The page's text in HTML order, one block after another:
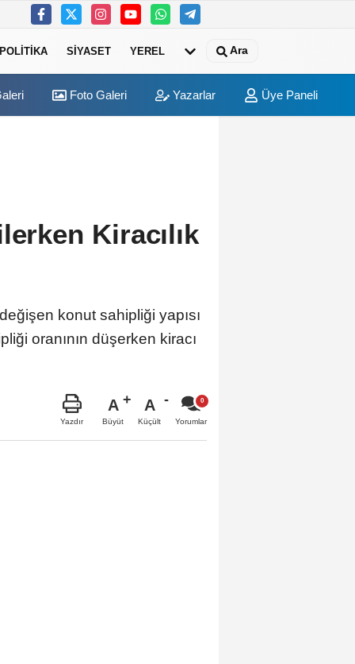
POLITIKA SIYASET YEREL Ara
"fezleke" gündemi: Siyasi partilerden gizlilik ve masumiyet
02:43
Foto Galeri Yazarlar Üye Paneli
Kiracılık
konut sahipliği yapısı
oranının düşerken kiracı
Yazdır
A
Büyüt
A
Küçült Yorumlar